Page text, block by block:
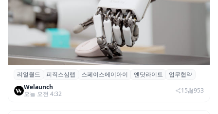
리얼월드, 로봇테크 스타트업 3곳과 손잡고
휴머노이드 표준 만든다
리얼월드 피직스심랩 스페이스에이아이 엔닷라이트
업무협약
Welaunch
오늘 오전 4:32
15 953